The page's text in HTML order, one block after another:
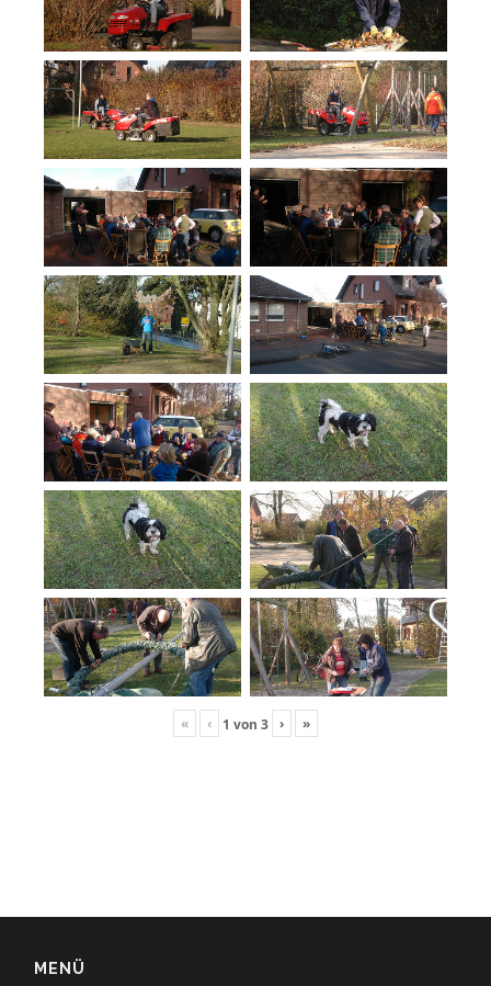
« ‹ 1 von 3 › »
MENÜ